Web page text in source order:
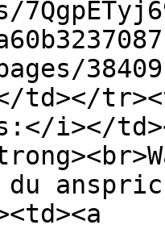
td></
i></
du